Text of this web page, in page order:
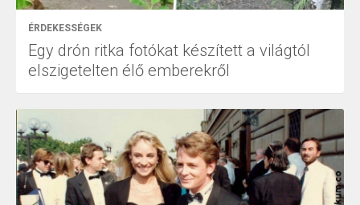
ÉRDEKESSÉGEK
Egy drón ritka fotókat készített a világtól
elszigetelten élő emberekről